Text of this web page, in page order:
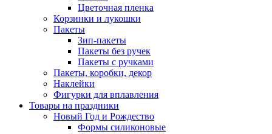
Цветочная пленка
Корзинки и лукошки
Пакеты
Зип-пакеты
Пакеты без ручек
Пакеты с ручками
Пакеты, коробки, декор
Наклейки
Фигурки для вплавления
Товары на праздники
Новый Год и Рождество
Формы силиконовые